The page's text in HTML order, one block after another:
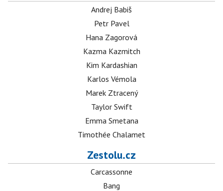
Andrej Babiš
Petr Pavel
Hana Zagorová
Kazma Kazmitch
Kim Kardashian
Karlos Vémola
Marek Ztracený
Taylor Swift
Emma Smetana
Timothée Chalamet
Zestolu.cz
Carcassonne
Bang